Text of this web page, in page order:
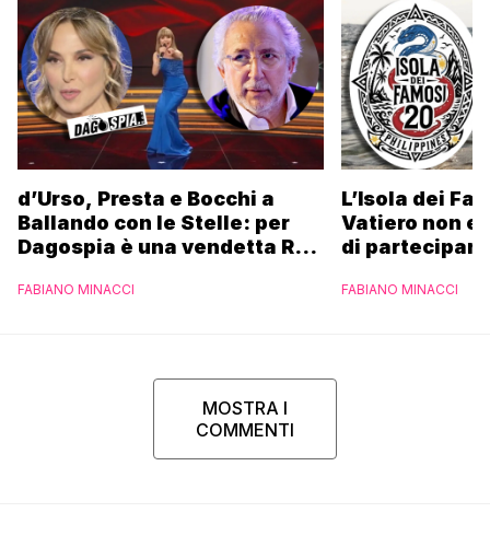
d’Urso, Presta e Bocchi a
Ballando con le Stelle: per
Dagospia è una vendetta Rai
FABIANO MINACCI
L’Isola dei
Vatiero non
di
FABIANO MINACCI
MOSTRA I
COMMENTI